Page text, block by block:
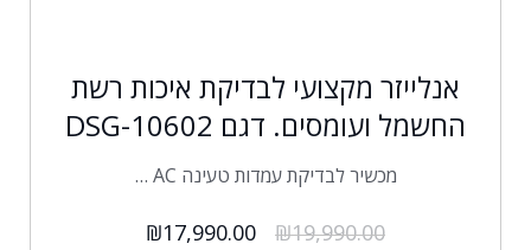
אנלייזר מקצועי לבדיקת איכות רשת
החשמל ועומסים. דגם DSG-10602
מכשיר לבדיקת עמדות טעינה AC …
₪19,990.00
₪17,990.00